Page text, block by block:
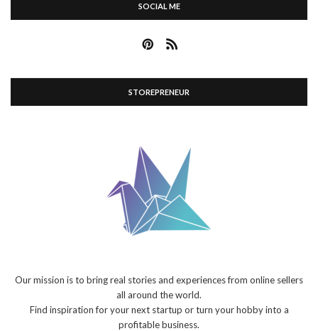
SOCIAL ME
STOREPRENEUR
Our mission is to bring real stories and experiences from online sellers
all around the world.
Find inspiration for your next startup or turn your hobby into a
profitable business.